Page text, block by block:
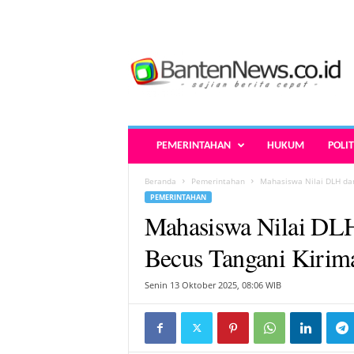
n
-
PEMERINTAHAN HUKUM
Beranda Pemerintahan Mahasiswa Nilai DLH
PEMERINTAHAN
Mahasiswa Nilai
Becus Tangani
Senin 13 Oktober 2025, 08:06 WIB